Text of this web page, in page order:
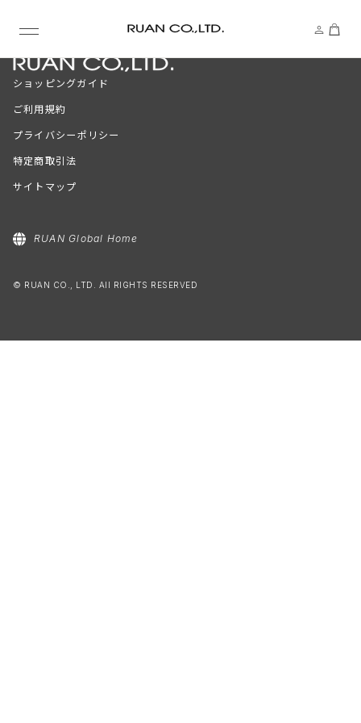
ショッピングガイド
ご利用規約
プライバシーポリシー
特定商取引法
サイトマップ
RUAN Global Home
© RUAN CO., LTD. All RIGHTS RESERVED